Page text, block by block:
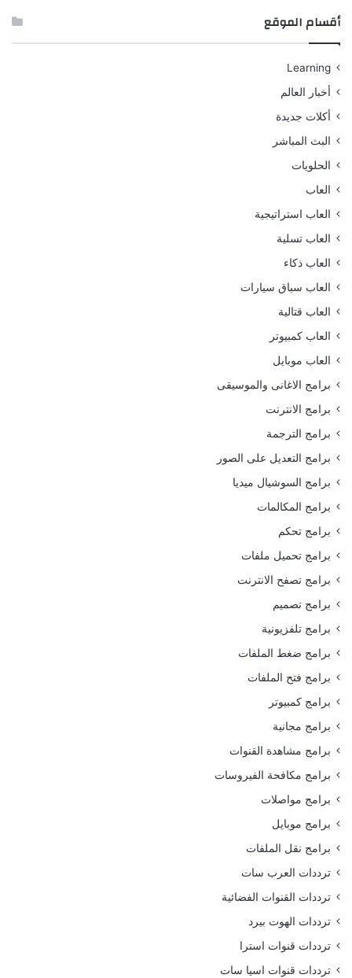
أقسام الموقع
Learning
أخبار العالم
أكلات جديدة
البث المباشر
الحلويات
العاب
العاب استراتيجية
العاب تسلية
العاب ذكاء
العاب سباق سيارات
العاب قتالية
العاب كمبيوتر
العاب موبايل
برامج الاغانى والموسيقى
برامج الانترنت
برامج الترجمة
برامج التعديل على الصور
برامج السوشيال ميديا
برامج المكالمات
برامج تحكم
برامج تحميل ملفات
برامج تصفح الانترنت
برامج تصميم
برامج تلفزيونية
برامج ضغط الملفات
برامج فتح الملفات
برامج كمبيوتر
برامج مجانية
برامج مشاهدة القنوات
برامج مكافحة الفيروسات
برامج مواصلات
برامج موبايل
برامج نقل الملفات
ترددات العرب سات
ترددات القنوات الفضائية
ترددات الهوت بيرد
ترددات قنوات استرا
ترددات قنوات اسيا سات